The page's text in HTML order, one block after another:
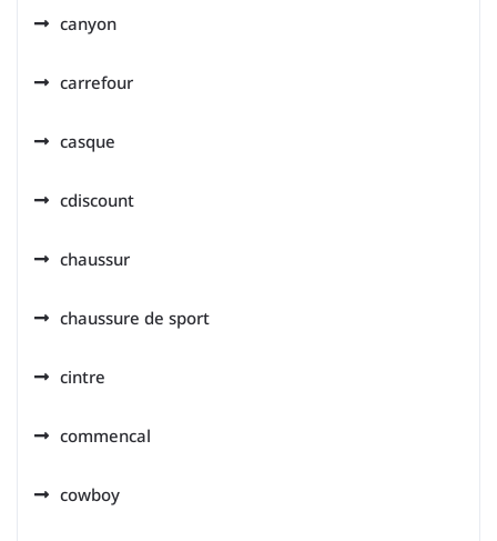
canyon
carrefour
casque
cdiscount
chaussur
chaussure de sport
cintre
commencal
cowboy